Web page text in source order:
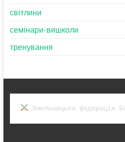
світлини
семінари-вишколи
тренування
Хмельницька федерація